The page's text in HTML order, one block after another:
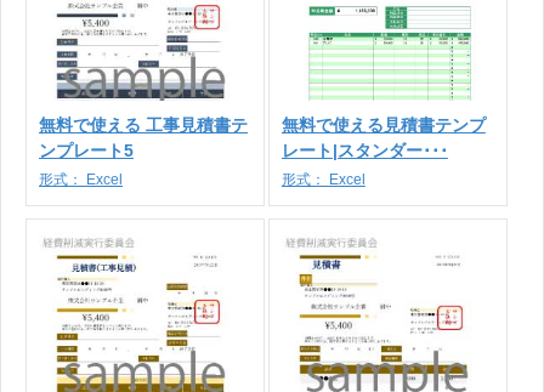
無料で使える 工事見積書テ
ンプレート5
形式： Excel
無料で使える見積書テンプ
レート|スタンダー･･･
形式： Excel